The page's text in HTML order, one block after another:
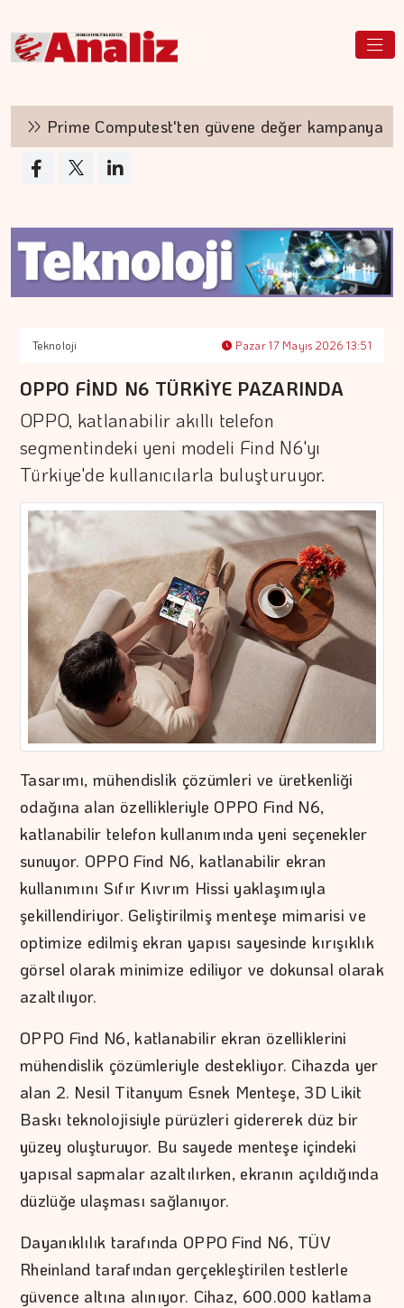
Prime Computest'ten güvene değer kampanya
Teknoloji Pazar 17 Mayıs 2026 13:51
OPPO FİND N6 TÜRKİYE PAZARINDA
OPPO, katlanabilir akıllı telefon
segmentindeki yeni modeli Find N6'yı
Türkiye'de kullanıcılarla buluşturuyor.
Tasarımı, mühendislik çözümleri ve üretkenliği
odağına alan özellikleriyle OPPO Find N6,
katlanabilir telefon kullanımında yeni seçenekler
sunuyor. OPPO Find N6, katlanabilir ekran
kullanımını Sıfır Kıvrım Hissi yaklaşımıyla
şekillendiriyor. Geliştirilmiş menteşe mimarisi ve
optimize edilmiş ekran yapısı sayesinde kırışıklık
görsel olarak minimize ediliyor ve dokunsal olarak
azaltılıyor.
OPPO Find N6, katlanabilir ekran özelliklerini
mühendislik çözümleriyle destekliyor. Cihazda yer
alan 2. Nesil Titanyum Esnek Menteşe, 3D Likit
Baskı teknolojisiyle pürüzleri gidererek düz bir
yüzey oluşturuyor. Bu sayede menteşe içindeki
yapısal sapmalar azaltılırken, ekranın açıldığında
düzlüğe ulaşması sağlanıyor.
Dayanıklılık tarafında OPPO Find N6, TÜV
Rheinland tarafından gerçekleştirilen testlerle
güvence altına alınıyor. Cihaz, 600.000 katlama